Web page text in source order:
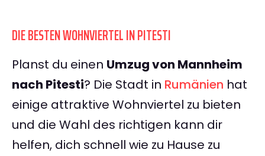
DIE BESTEN WOHNVIERTEL IN PITESTI
Planst du einen Umzug von Mannheim
nach Pitesti? Die Stadt in Rumänien hat
einige attraktive Wohnviertel zu bieten
und die Wahl des richtigen kann dir
helfen, dich schnell wie zu Hause zu